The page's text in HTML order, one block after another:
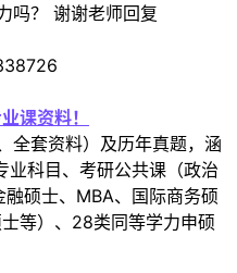
吗？ 谢谢老师回复
课资料！
全套资料）及历年真题，涵
科目、考研公共课（政治
硕士、MBA、国际商务硕
等）、28类同等学力申硕